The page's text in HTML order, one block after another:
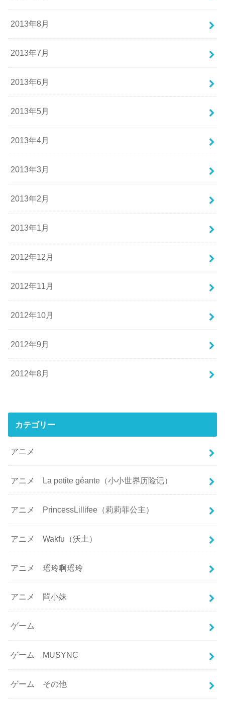
2013年8月
2013年7月
2013年6月
2013年5月
2013年4月
2013年3月
2013年2月
2013年1月
2012年12月
2012年11月
2012年10月
2012年9月
2012年8月
カテゴリー
アニメ
アニメ La petite géante（小小世界历险记）
アニメ PrincessLillifee（莉莉菲公主）
アニメ Wakfu（沃土）
アニメ 瑶玲啊瑶玲
アニメ 閰小妹
ゲーム
ゲーム MUSYNC
ゲーム その他